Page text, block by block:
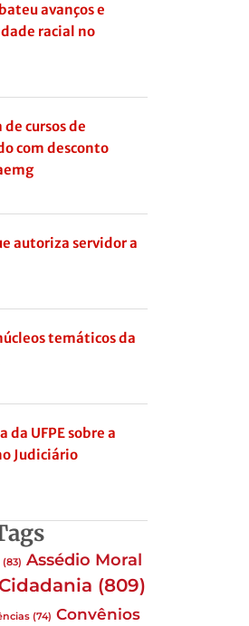
avanços e
racial no
cursos de
com desconto
autoriza servidor a
temáticos da
da UFPE sobre a
Judiciário
(83) Assédio Moral
Cidadania (809)
(74) Convênios